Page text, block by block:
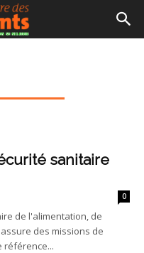
sanitaire
0
de l'alimentation, de
des missions de
référence...